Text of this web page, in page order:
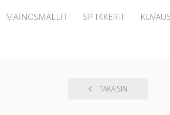
MAINOSMALLIT SPIIKKERIT
TAKAISIN